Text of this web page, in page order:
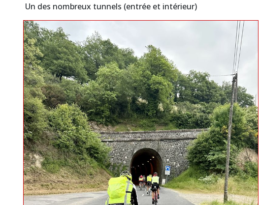
Un des nombreux tunnels (entrée et intérieur)